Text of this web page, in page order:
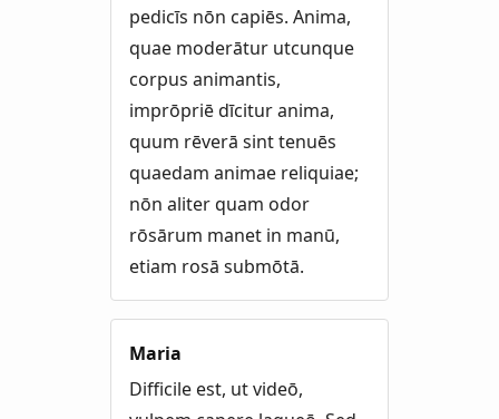
pedicīs nōn capiēs. Anima,
quae moderātur utcunque
corpus animantis,
imprōpriē dīcitur anima,
quum rēverā sint tenuēs
quaedam animae reliquiae;
nōn aliter quam odor
rōsārum manet in manū,
etiam rosā submōtā.
Maria
Difficile est, ut videō,